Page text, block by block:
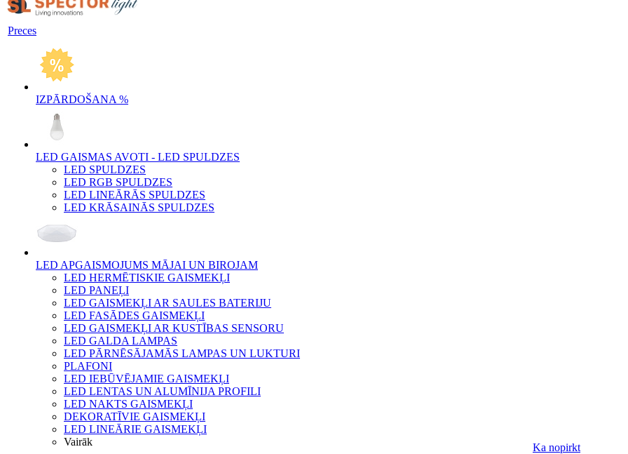
Preces
IZPĀRDOŠANA %
LED GAISMAS AVOTI - LED SPULDZES
LED SPULDZES
LED RGB SPULDZES
LED LINEĀRĀS SPULDZES
LED KRĀSAINĀS SPULDZES
LED APGAISMOJUMS MĀJAI UN BIROJAM
LED HERMĒTISKIE GAISMEKĻI
LED PANEĻI
LED GAISMEKĻI AR SAULES BATERIJU
LED FASĀDES GAISMEKĻI
LED GAISMEKĻI AR KUSTĪBAS SENSORU
LED GALDA LAMPAS
LED PĀRNĒSĀJAMĀS LAMPAS UN LUKTURI
PLAFONI
LED IEBŪVĒJAMIE GAISMEKĻI
LED LENTAS UN ALUMĪNIJA PROFILI
LED NAKTS GAISMEKĻI
DEKORATĪVIE GAISMEKĻI
LED LINEĀRIE GAISMEKĻI
Vairāk
Ka nopirkt